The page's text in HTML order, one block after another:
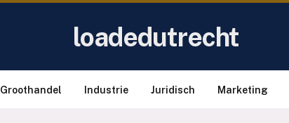
loadedutrecht
Groothandel Industrie Juridisch Marketing